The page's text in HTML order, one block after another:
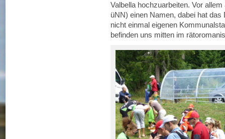
Valbella hochzuarbeiten. Vor
üNN) einen Namen, dabei hat
nicht einmal eigenen
befinden uns mitten im